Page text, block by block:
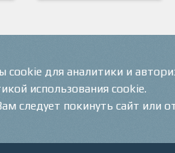
cookie для аналитики и
использования cookie.
следует покинуть сайт